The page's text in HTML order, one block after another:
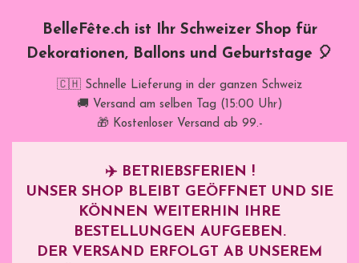
BelleFête.ch ist Ihr Schweizer Shop für
Dekorationen, Ballons und Geburtstage 🎈
🇨🇭 Schnelle Lieferung in der ganzen Schweiz
🚚 Versand am selben Tag (15:00 Uhr)
🎁 Kostenloser Versand ab 99.-
✈️ BETRIEBSFERIEN !
UNSER SHOP BLEIBT GEÖFFNET UND SIE
KÖNNEN WEITERHIN IHRE
BESTELLUNGEN AUFGEBEN.
DER VERSAND ERFOLGT AB UNSEREM